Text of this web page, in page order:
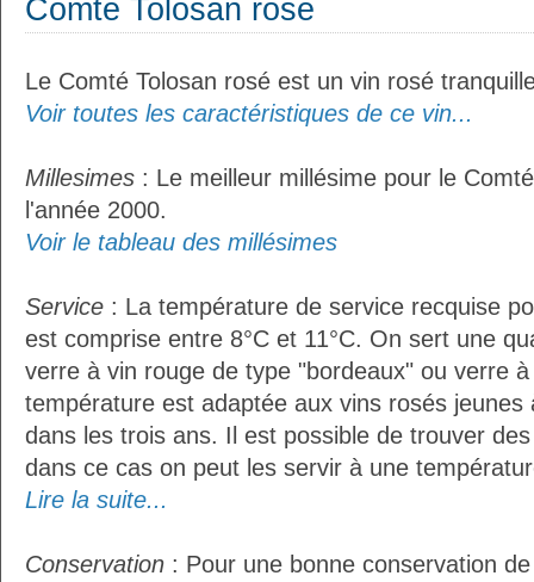
Comté Tolosan rosé
Le Comté Tolosan rosé est un vin rosé
Voir toutes les caractéristiques de ce vin...
Millesimes : Le meilleur millésime pour le
l'année 2000.
Voir le tableau des millésimes
Service : La température de service recquise
est comprise entre 8°C et 11°C. On sert une
verre à vin rouge de type "bordeaux" ou verre
température est adaptée aux vins rosés jeunes
dans les trois ans. Il est possible de trouver
dans ce cas on peut les servir à une
Lire la suite...
Conservation : Pour une bonne conservation